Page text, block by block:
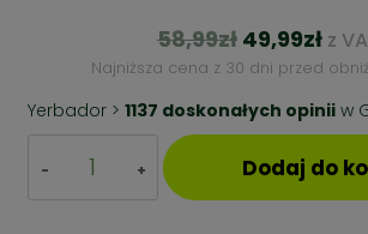
58,99zł Pierwotna
cena
wynosiła:
58,99zł.
49,99zł z
Najniższa cena z 30 dni przed
Yerbador > 1137 doskonałych opinii w
Chlorella
w
Dodaj do